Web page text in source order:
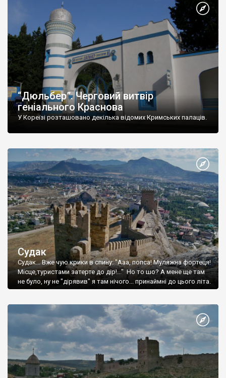
“Дюльбер”. Черговий витвір
геніального Краснова
У Кореїзі розташовано декілька відомих Кримських палаців.
Судак
Судак... Вже чую крики в спину: "Ааа, попса! Муляжна фортеця!
Місце,туристами затерте до дір!..." Но то шо? А мене ще там
не було, ну не "дірявив" я там нічого... принаймні до цього літа.